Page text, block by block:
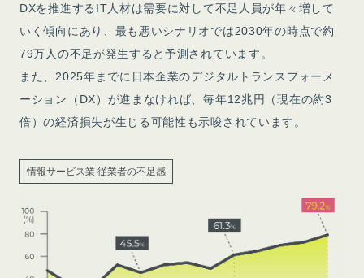
DXを推進するIT人材は需要に対して不足人員が年々増して
いく傾向にあり、最も悪いシナリオでは2030年の時点で約
79万人の不足が発生すると予測されています。
また、2025年までに日本企業のデジタルトランスフォーメ
ーション（DX）が進まなければ、毎年12兆円（現在の約3
倍）の経済損失が生じる可能性も示唆されています。
情報サービス業 従業者の不足感